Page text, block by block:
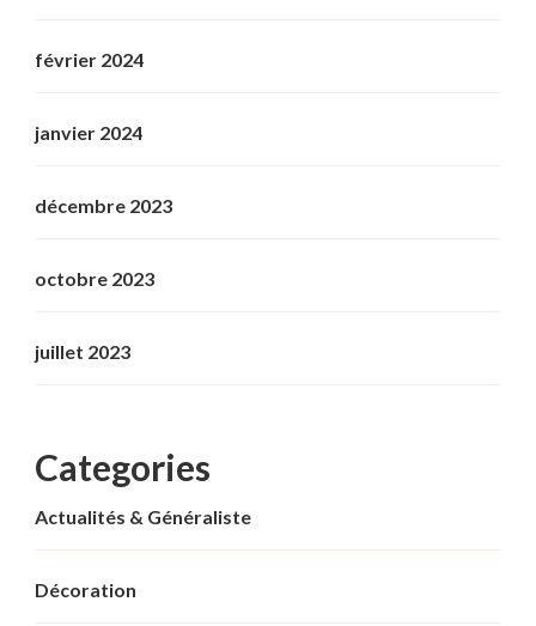
février 2024
janvier 2024
décembre 2023
octobre 2023
juillet 2023
Categories
Actualités & Généraliste
Décoration